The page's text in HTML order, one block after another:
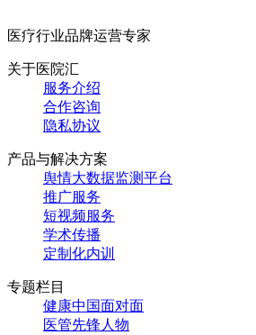
医疗行业品牌运营专家
关于医院汇
服务介绍
合作咨询
隐私协议
产品与解决方案
舆情大数据监测平台
推广服务
短视频服务
学术传播
定制化内训
专题栏目
健康中国面对面
医管先锋人物